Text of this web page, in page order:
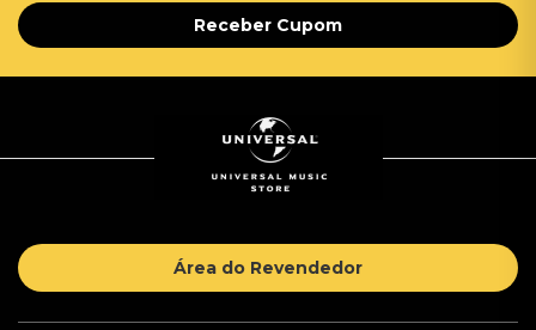
Receber Cupom
Área do Revendedor